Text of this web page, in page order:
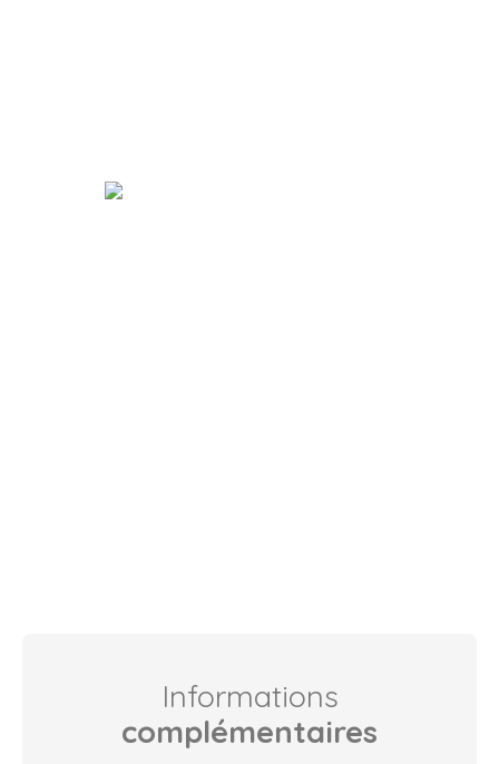
Informations
complémentaires